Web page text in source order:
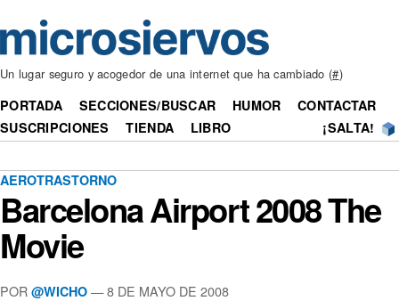
Un lugar seguro y acogedor de una internet que ha cambiado (#)
PORTADA SECCIONES/BUSCAR HUMOR
CONTACTAR
SUSCRIPCIONES
TIENDA LIBRO ¡SALTA!
AEROTRASTORNO
Barcelona Airport 2008 The
Movie
POR @WICHO — 8 DE MAYO DE 2008